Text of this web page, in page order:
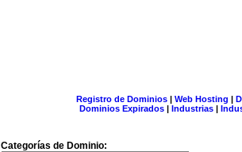
Registro de Dominios| Web Hosting |
Dominios Expirados | Industrias |
Categorías de Dominio: